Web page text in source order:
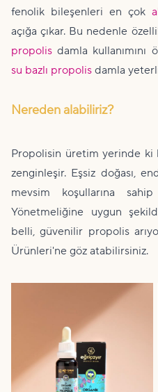
fenolik bileşenleri en çok
açığa çıkar. Bu nedenle
propolis damla
su bazlı propolis damla
Nereden alabiliriz?
Propolisin üretim yerinde
zenginleşir. Eşsiz doğası,
mevsim koşullarına
Yönetmeliğine uygun
belli, güvenilir propolis
Ürünleri'ne göz atabilirsiniz.